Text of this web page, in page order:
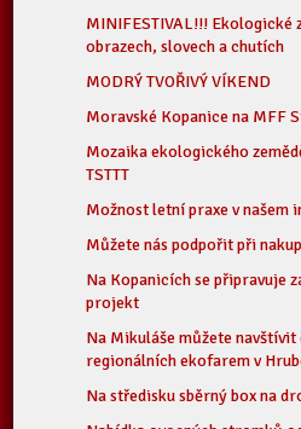
MINIFESTIVAL!!! Ekologické
obrazech, slovech a chutích
MODRÝ TVOŘIVÝ VÍKEND
Moravské Kopanice na MFF
Mozaika ekologického
TSTTT
Možnost letní praxe v našem
Můžete nás podpořit při
Na Kopanicích se připravuje
projekt
Na Mikuláše můžete navštívit
regionálních ekofarem v
Na středisku sběrný box na